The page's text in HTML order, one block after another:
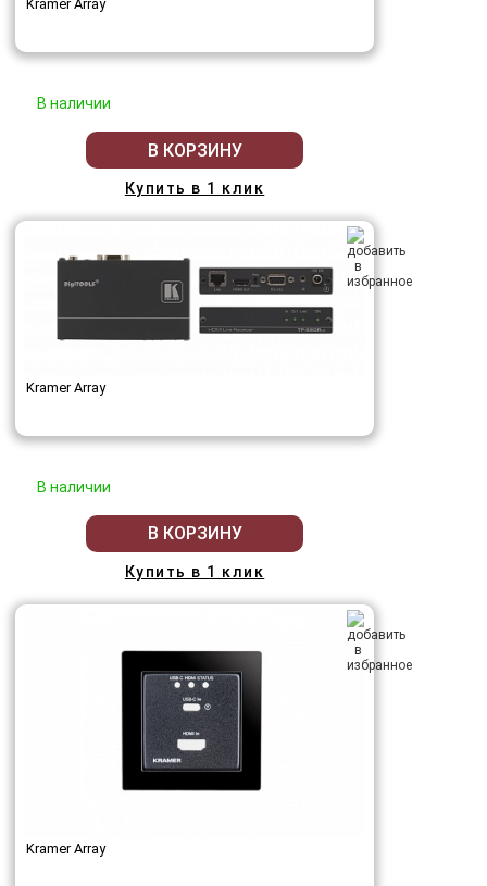
Kramer Array
В наличии
В КОРЗИНУ
Купить в 1 клик
Kramer Array
В наличии
В КОРЗИНУ
Купить в 1 клик
Kramer Array